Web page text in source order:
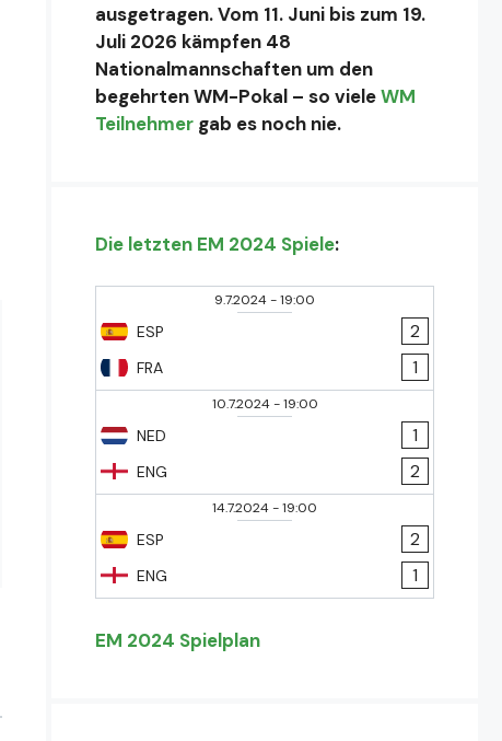
ausgetragen. Vom 11. Juni bis zum 19.
Juli 2026 kämpfen 48
Nationalmannschaften um den
begehrten WM-Pokal – so vieleWM
Teilnehmer gab es noch nie.
Die letzten EM 2024 Spiele:
9.7.2024-19:00
ESP
FRA
2
1
10.7.2024-19:00
NED
ENG
1
2
14.7.2024-19:00
ESP
ENG
2
1
EM 2024 Spielplan